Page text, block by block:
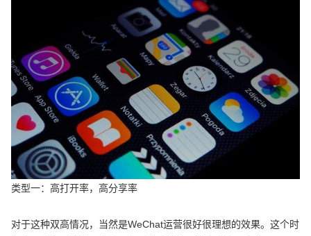
类型一：高打开率，高分享率
对于这种双高情况，当然是WeChat运营很好很理想的效果。这个时